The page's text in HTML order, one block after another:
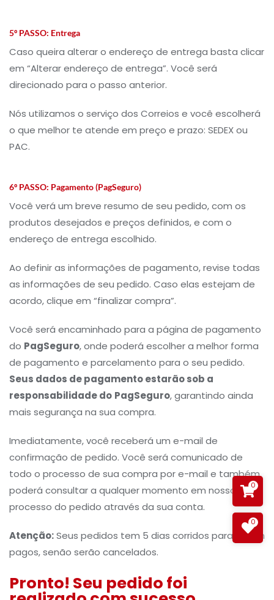
5º PASSO: Entrega
Caso queira alterar o endereço de entrega basta clicar
em “Alterar endereço de entrega”. Você será
direcionado para o passo anterior.
Nós utilizamos o serviço dos Correios e você escolherá
o que melhor te atende em preço e prazo: SEDEX ou
PAC.
6º PASSO: Pagamento (PagSeguro)
Você verá um breve resumo de seu pedido, com os
produtos desejados e preços definidos, e com o
endereço de entrega escolhido.
Ao definir as informações de pagamento, revise todas
as informações de seu pedido. Caso elas estejam de
acordo, clique em “finalizar compra”.
Você será encaminhado para a página de pagamento
do PagSeguro, onde poderá escolher a melhor forma
de pagamento e parcelamento para o seu pedido.
Seus dados de pagamento estarão sob a
responsabilidade do PagSeguro, garantindo ainda
mais segurança na sua compra.
Imediatamente, você receberá um e-mail de
confirmação de pedido. Você será comunicado de
todo o processo de sua compra por e-mail e também
poderá consultar a qualquer momento em nossa loja o
processo do pedido através da sua conta.
Atenção:Seus pedidos tem 5 dias corridos para serem
pagos, senão serão cancelados.
Pronto! Seu pedido foi
0
0